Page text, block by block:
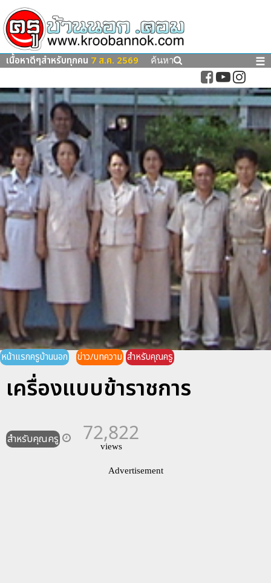
เนื้อหาดีๆสำหรับทุกคน 7 ส.ค. 2569 ค้นหา ☰
หน้าแรกครูบ้านนอก ข่าว/บทความ สำหรับคุณครู
เครื่องแบบข้าราชการ
สำหรับคุณครู 72,822
views
Advertisement